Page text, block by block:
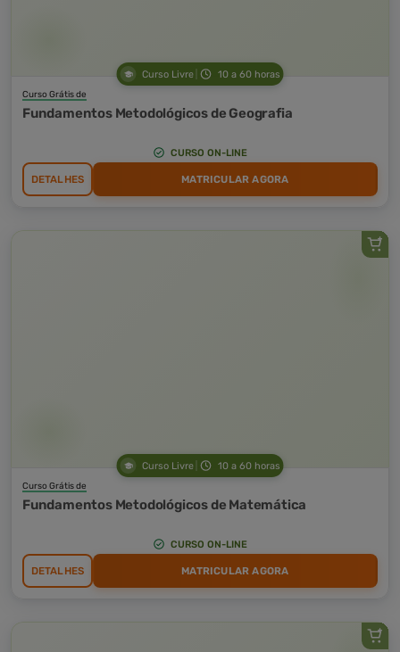
Curso Livre 10 a 60 horas
Curso Grátis de
Fundamentos Metodológicos de Geografia
CURSO ON-LINE
DETALHES MATRICULAR AGORA
Curso Livre 10 a 60 horas
Curso Grátis de
Fundamentos Metodológicos de Matemática
CURSO ON-LINE
DETALHES MATRICULAR AGORA